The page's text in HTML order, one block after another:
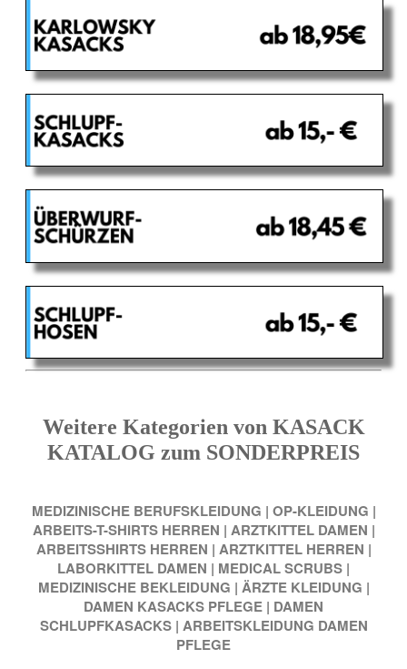
Weitere Kategorien von KASACK
KATALOG zum SONDERPREIS
MEDIZINISCHE BERUFSKLEIDUNG | OP-KLEIDUNG |
ARBEITS-T-SHIRTS HERREN | ARZTKITTEL DAMEN |
ARBEITSSHIRTS HERREN | ARZTKITTEL HERREN |
LABORKITTEL DAMEN | MEDICAL SCRUBS |
MEDIZINISCHE BEKLEIDUNG | ÄRZTE KLEIDUNG |
DAMEN KASACKS PFLEGE | DAMEN
SCHLUPFKASACKS | ARBEITSKLEIDUNG DAMEN
PFLEGE